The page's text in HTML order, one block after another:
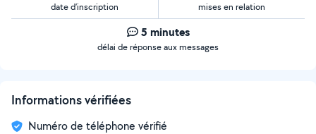
date d’inscription mises en relation
5 minutes
délai de réponse aux messages
Informations vérifiées
Numéro de téléphone vérifié